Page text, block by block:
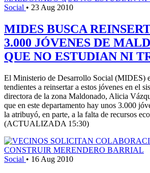
Social • 23 Aug 2010
MIDES BUSCA
3.000 JÓVENES DE
QUE NO ESTUDIAN NI
El Ministerio de Desarrollo Social (MIDES)
tendientes a reinsertar a estos jóvenes en el
directora de la zona Maldonado, Alicia
que en este departamento hay unos 3.000
la atribuyó, en parte, a la falta de recursos
(ACTUALIZADA 15:30)
Social • 16 Aug 2010